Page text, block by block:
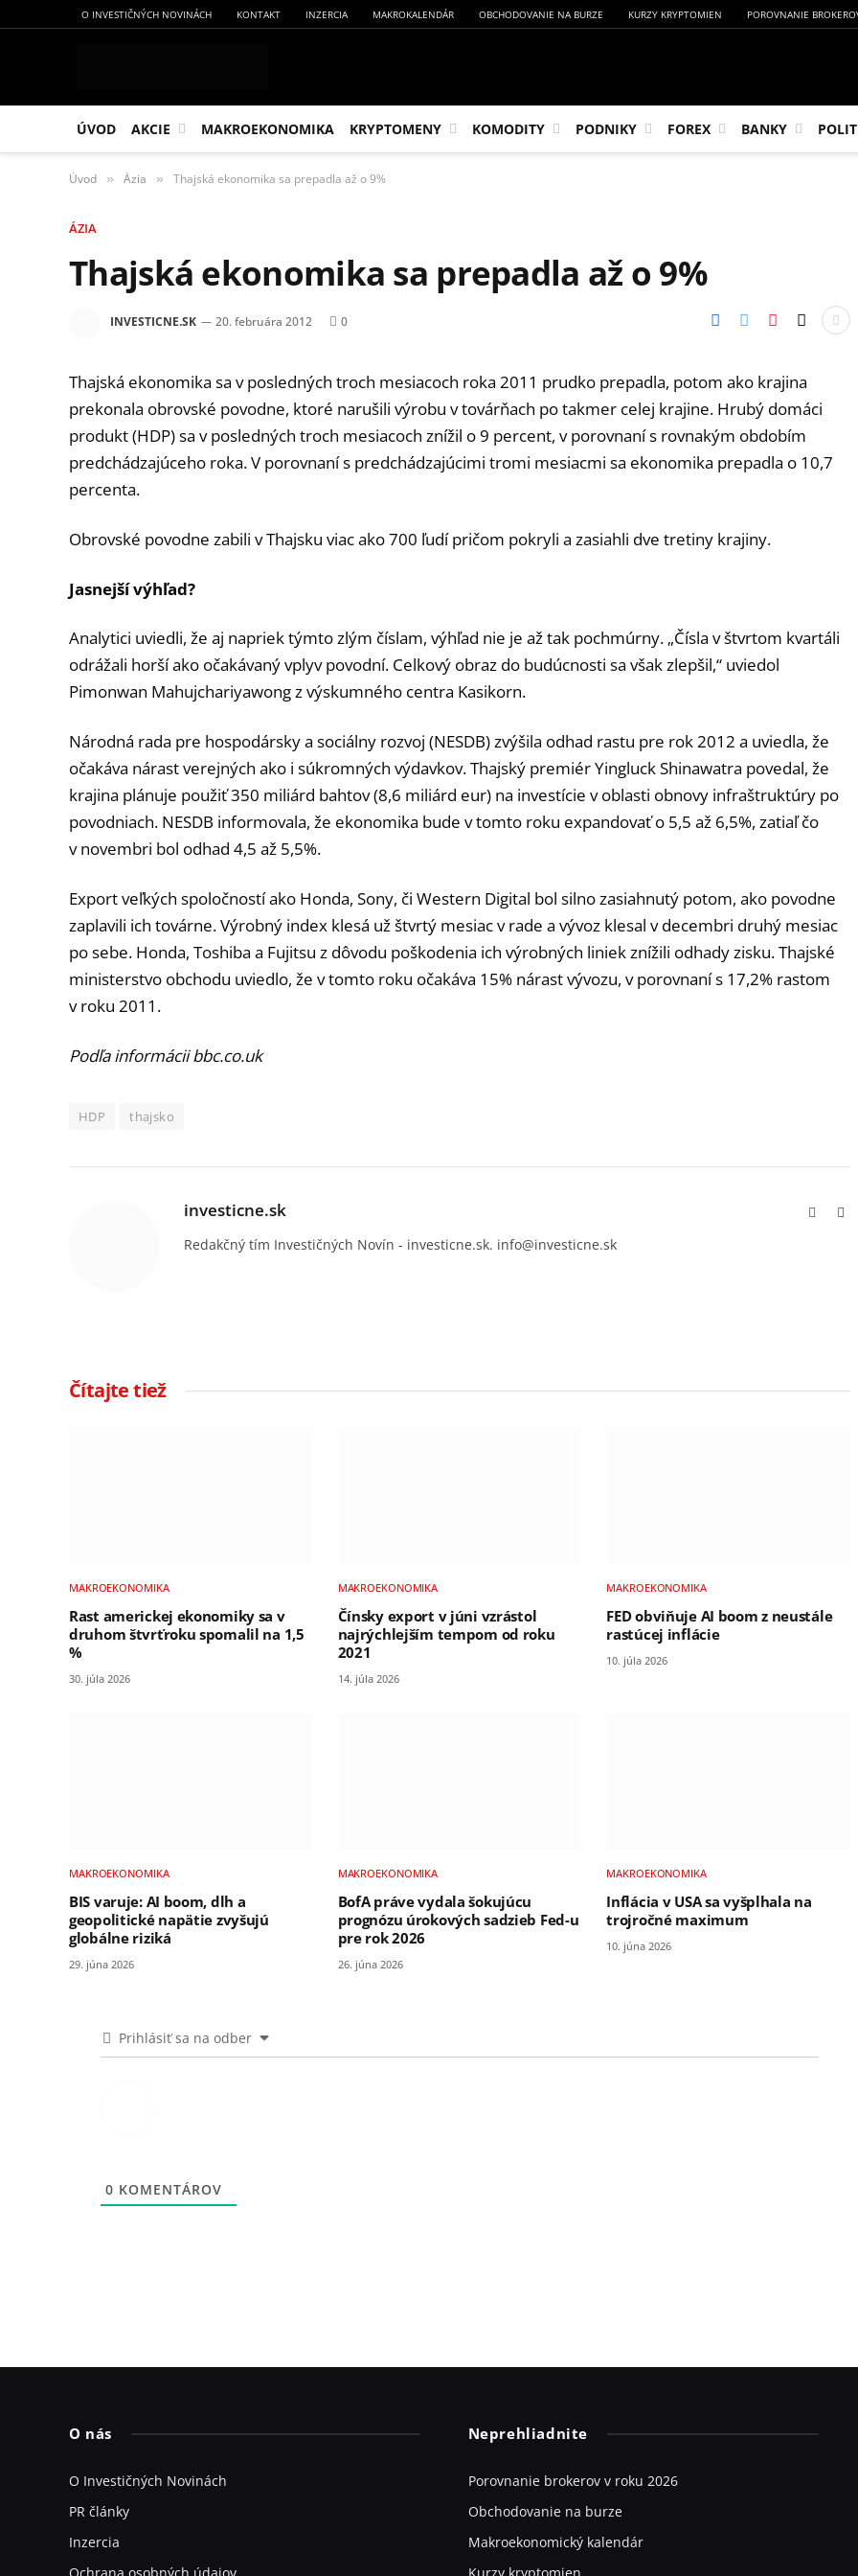
O INVESTIČNÝCH NOVINÁCH KONTAKT INZERCIA MAKROKALENDÁR OBCHODOVANIE NA BURZE KURZY KRYPTOMIEN POROVNANIE
ÚVOD AKCIE MAKROEKONOMIKA KRYPTOMENY KOMODITY PODNIKY FOREX BANKY
Úvod » Ázia » Thajská ekonomika sa prepadla až o 9%
ÁZIA
Thajská ekonomika sa prepadla až o 9%
INVESTICNE.SK 20. februára 2012 0
Thajská ekonomika sa v posledných troch mesiacoch roka 2011 prudko prepadla, potom ako krajina
prekonala obrovské povodne, ktoré narušili výrobu v továrňach po takmer celej krajine. Hrubý domáci
produkt (HDP) sa v posledných troch mesiacoch znížil o 9 percent, v porovnaní s rovnakým obdobím
predchádzajúceho roka. V porovnaní s predchádzajúcimi tromi mesiacmi sa ekonomika prepadla o 10,7
percenta.
Obrovské povodne zabili v Thajsku viac ako 700 ľudí pričom pokryli a zasiahli dve tretiny krajiny.
Jasnejší výhľad?
Analytici uviedli, že aj napriek týmto zlým číslam, výhľad nie je až tak pochmúrny. „Čísla v štvrtom kvartáli
odrážali horší ako očakávaný vplyv povodní. Celkový obraz do budúcnosti sa však zlepšil,“ uviedol
Pimonwan Mahujchariyawong z výskumného centra Kasikorn.
Národná rada pre hospodársky a sociálny rozvoj (NESDB) zvýšila odhad rastu pre rok 2012 a uviedla, že
očakáva nárast verejných ako i súkromných výdavkov. Thajský premiér Yingluck Shinawatra povedal, že
krajina plánuje použiť 350 miliárd bahtov (8,6 miliárd eur) na investície v oblasti obnovy infraštruktúry po
povodniach. NESDB informovala, že ekonomika bude v tomto roku expandovať o 5,5 až 6,5%, zatiaľ čo
v novembri bol odhad 4,5 až 5,5%.
Export veľkých spoločností ako Honda, Sony, či Western Digital bol silno zasiahnutý potom, ako povodne
zaplavili ich továrne. Výrobný index klesá už štvrtý mesiac v rade a vývoz klesal v decembri druhý mesiac
po sebe. Honda, Toshiba a Fujitsu z dôvodu poškodenia ich výrobných liniek znížili odhady zisku. Thajské
ministerstvo obchodu uviedlo, že v tomto roku očakáva 15% nárast vývozu, v porovnaní s 17,2% rastom
v roku 2011.
Podľa informácii bbc.co.uk
HDP thajsko
investicne.sk
Redakčný tím Investičných Novín - investicne.sk. info@investicne.sk
Čítajte tiež
MAKROEKONOMIKA
Rast americkej ekonomiky sa v
druhom štvrťroku spomalil na 1,5
%
30. júla 2026
MAKROEKONOMIKA
Čínsky export v júni vzrástol
najrýchlejším tempom od roku
2021
14. júla 2026
MAKROEKONOMIKA
FED obviňuje AI boom z neustále
rastúcej inflácie
10. júla 2026
MAKROEKONOMIKA
BIS varuje: AI boom, dlh a
geopolitické napätie zvyšujú
globálne riziká
29. júna 2026
MAKROEKONOMIKA
BofA práve vydala šokujúcu
prognózu úrokových sadzieb Fed-u
pre rok 2026
26. júna 2026
MAKROEKONOMIKA
Inflácia v USA sa vyšplhala na
trojročné maximum
10. júna 2026
Prihlásiť sa na odber
0 KOMENTÁROV
O nás
O Investičných Novinách
PR články
Inzercia
Neprehliadnite
Porovnanie brokerov v roku 2026
Obchodovanie na burze
Makroekonomický kalendár